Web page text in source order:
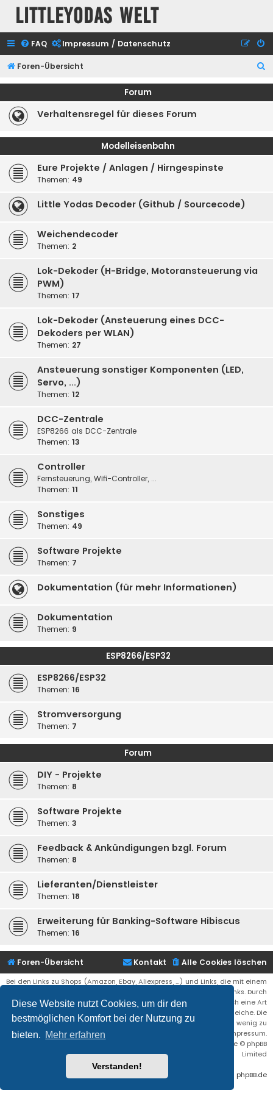
Diese Website nutzt Cookies, um dir den
bestmöglichen Komfort bei der Nutzung zu
bieten. Mehr erfahren
Verstanden!
Littleyodas Welt
FAQ Impressum / Datenschutz
Foren-Übersicht
u
Forum
Verhaltensregel für dieses Forum
Modelleisenbahn
Eure Projekte / Anlagen / Hirngespinste
Themen: 49
Little Yodas Decoder (Github / Sourcecode)
Weichendecoder
Themen: 2
Lok-Dekoder (H-Bridge, Motoransteuerung via
PWM)
Themen: 17
Lok-Dekoder (Ansteuerung eines DCC-
Dekoders per WLAN)
Themen: 27
Ansteuerung sonstiger Komponenten (LED,
Servo, ...)
Themen: 12
DCC-Zentrale
ESP8266 als DCC-Zentrale
Themen: 13
Controller
Fernsteuerung, Wifi-Controller, ...
Themen: 11
Sonstiges
Themen: 49
Software Projekte
Themen: 7
Dokumentation (für mehr Informationen)
Dokumentation
Themen: 9
ESP8266/ESP32
ESP8266/ESP32
Themen: 16
Stromversorgung
Themen: 7
Forum
DIY - Projekte
Themen: 8
Software Projekte
Themen: 3
Feedback & Ankündigungen bzgl. Forum
Themen: 8
Lieferanten/Dienstleister
Themen: 18
Erweiterung für Banking-Software Hibiscus
Themen: 16
Foren-Übersicht Alle Cookies löschen
Kontakt
Bei den Links zu Shops (Amazon, Ebay, Aliexpress, ...) und Links, die mit einem
Stern (*) markiert sind, kann es sich um sogenannte Affiliate Links. Durch
den Kauf eines Produktes über einen Affiliate Link erhälte ich eine Art
Umsatzbeteiligung gutgeschrieben. Für euch bleibt der Preis der gleiche. Die
Einnahmen helfen die Hostgebühren für diese Webseite ein wenig zu
reduzieren. Siehe auch das Impressum.
® Forum Software © phpBB
Limited
Deutsche Übersetzung durch phpBB.de